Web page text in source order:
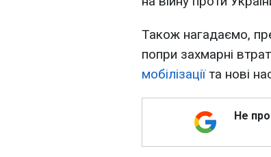
Також нагадаємо,
попри захмарні
мобілізаціїта нові
Не